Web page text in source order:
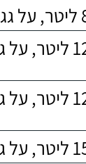
התקנת דוד
התקנת דוד שמש,